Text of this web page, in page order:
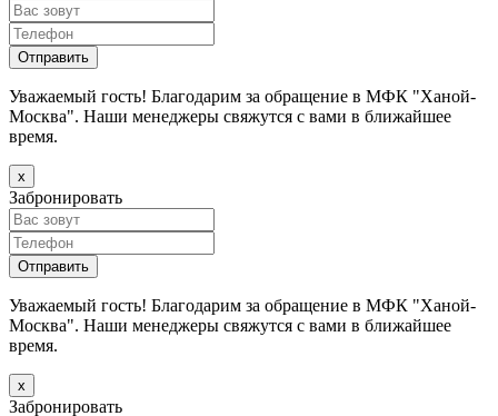
Уважаемый гость! Благодарим за обращение в МФК "Ханой-
Москва". Наши менеджеры свяжутся с вами в ближайшее
время.
х
Забронировать
Уважаемый гость! Благодарим за обращение в МФК "Ханой-
Москва". Наши менеджеры свяжутся с вами в ближайшее
время.
х
Забронировать